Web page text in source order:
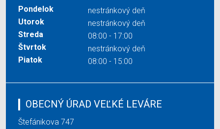
Pondelok
nestránkový deň
Utorok
nestránkový deň
Streda
08:00 - 17:00
Štvrtok
nestránkový deň
Piatok
08:00 - 15:00
OBECNÝ ÚRAD VEĽKÉ LEVÁRE
Štefánikova 747